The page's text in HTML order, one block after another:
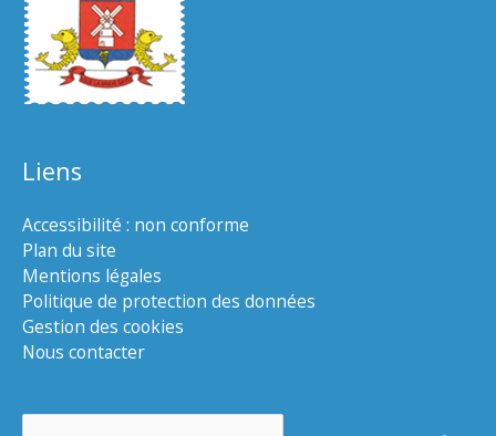
Liens
Accessibilité : non conforme
Plan du site
Mentions légales
Politique de protection des données
Gestion des cookies
Nous contacter